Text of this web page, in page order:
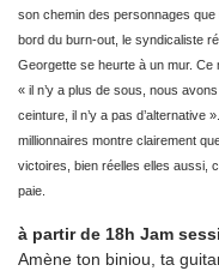
son chemin des personnages
bord du burn-out, le syndicaliste
Georgette se heurte à un mur. Ce
« il n’y a plus de sous, nous
ceinture, il n’y a pas d’alternative
millionnaires montre clairement
victoires, bien réelles elles aussi,
paie.
à partir de 18h Jam
Amène ton biniou, ta